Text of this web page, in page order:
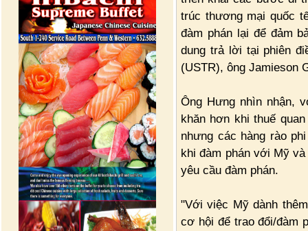
trúc thương mại quốc
đàm phán lại để đảm
dung trả lời tại phiên
(USTR), ông Jamieson
Ông Hưng nhìn nhận,
khăn hơn khi thuế
nhưng các hàng rào
khi đàm phán với Mỹ
yêu cầu đàm phán.
"Với việc Mỹ dành
cơ hội để trao đổi/đàm